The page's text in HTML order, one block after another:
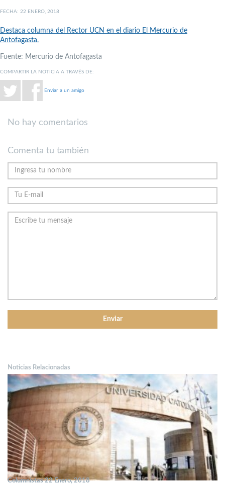
FECHA: 22 ENERO, 2018
Destaca columna del Rector UCN en el diario El Mercurio de
Antofagasta.
Fuente: Mercurio de Antofagasta
COMPARTIR LA NOTICIA A TRAVÉS DE:
Enviar a un amigo
No hay comentarios
Comenta tu también
Noticias Relacionadas
Columnistas 22 Enero, 2018